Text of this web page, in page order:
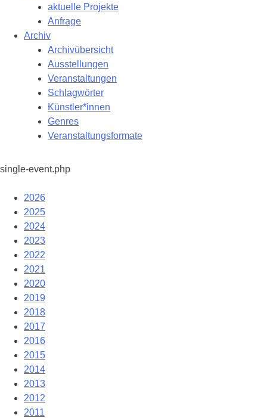
aktuelle Projekte
Anfrage
Archiv
Archivübersicht
Ausstellungen
Veranstaltungen
Schlagwörter
Künstler*innen
Genres
Veranstaltungsformate
single-event.php
2026
2025
2024
2023
2022
2021
2020
2019
2018
2017
2016
2015
2014
2013
2012
2011